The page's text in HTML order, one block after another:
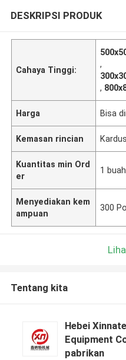
DESKRIPSI PRODUK
Cahaya Tinggi:
,
,
Harga Bisa
Kemasan rincian Kardus
Kuantitas min Ord
er
1 buah
Menyediakan kem
ampuan
300
Tentang kita
Hebei
Equipment
pabrikan